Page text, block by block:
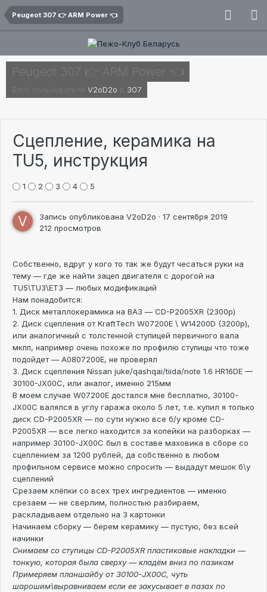
Peugeot 307 👉 ARM Power 👈
Peugeot 307 👉 ARM Power 👈
Блог пользователя V2oD2o 307
Сцепление, керамика на
TU5, инструкция
1 2 3 4 5
Запись опубликована V2oD2o · 17 сентября 2019
212 просмотров
Собственно, вдруг у кого то так же будут чесаться руки на
тему — где же найти зацеп двигателя с дорогой на
TU5\TU3\ET3 — любых модификаций
Нам понадобится:
1. Диск металлокерамика на ВАЗ — CD-P2005XR (2300р)
2. Диск сцепления от KraftTech W07200E \ W14200D (3200р),
или аналогичный с толстенной ступицей первичного вала
мкпп, например очень похоже по профилю ступицы что тоже
подойдет — A0807200E, не проверял
3. Диск сцепления Nissan juke/qashqai/tiida/note 1.6 HR16DE —
30100-JX00C, или аналог, именно 215мм
В моем случае W07200E достался мне бесплатно, 30100-
JX00C валялся в углу гаража около 5 лет, т.е. купил я только
диск CD-P2005XR — по сути нужно все б/у кроме CD-
P2005XR — все легко находится за копейки на разборках —
например 30100-JX00C был в составе маховика в сборе со
сцеплением за 1200 рублей, да собственно в любом
профильном сервисе можно спросить — выдадут мешок б\у
сцеплений
Срезаем клёпки со всех трех ингредиентов — именно
срезаем — не сверлим, полностью разбираем,
раскладываем отдельно на 3 картонки
Начинаем сборку — берем керамику — пустую, без всей
начинки
Снимаем со ступицы CD-P2005XR пластиковые накладки —
тонкую, которая была сверху — кладём вниз по пазикам
Примеряем планшайбу от 30100-JX00C, чуть
шарошим\выравниваем если ее закусывает в пазах по